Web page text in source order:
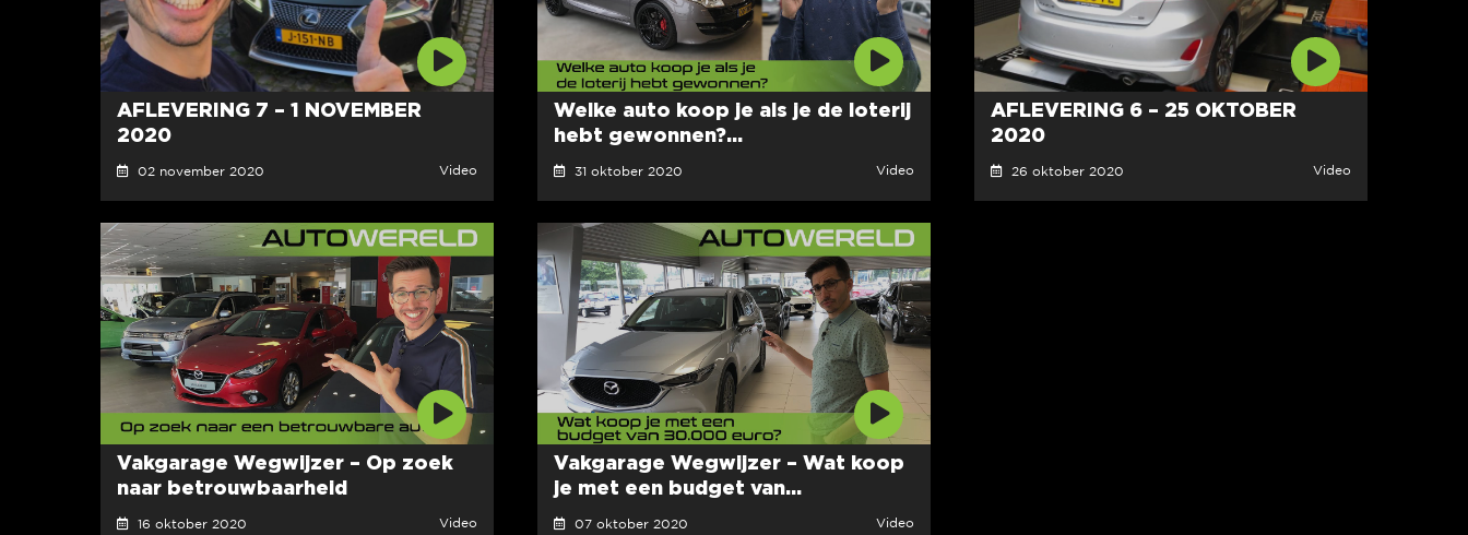
AFLEVERING 7 – 1 NOVEMBER
2020
02 november 2020 Video
Welke auto koop je als je de loterij
hebt gewonnen?...
31 oktober 2020 Video
AFLEVERING 6 – 25 OKTOBER
2020
26 oktober 2020 Video
Vakgarage Wegwijzer – Op zoek
naar betrouwbaarheid
16 oktober 2020 Video
Vakgarage Wegwijzer – Wat koop
je met een budget van...
07 oktober 2020 Video